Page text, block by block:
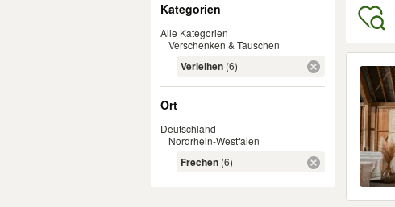
Kategorien
Alle Kategorien
Verschenken & Tauschen
Verleihen (6)
Ort
Deutschland
Nordrhein-Westfalen
Frechen (6)